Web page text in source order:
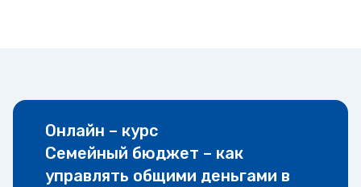
Онлайн – курс
Семейный бюджет – как
управлять общими деньгами в